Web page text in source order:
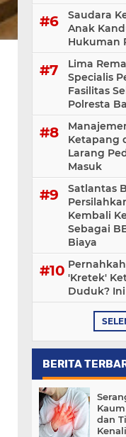
Saudara
Anak
Hukuman
Lima
Specialis
Fasilitas
Polresta
Ketapang
Larang
Masuk
Satlantas
Kembali
Sebagai
Biaya
'Kretek'
Duduk?
BERITA
dan